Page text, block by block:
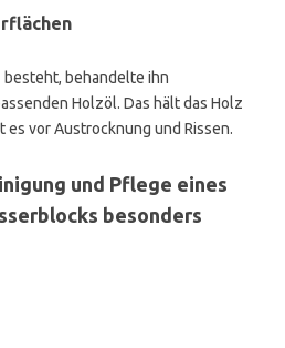
besteht, behandelte ihn
Holzöl. Das hält das Holz
vor Austrocknung und Rissen.
und Pflege eines
besonders